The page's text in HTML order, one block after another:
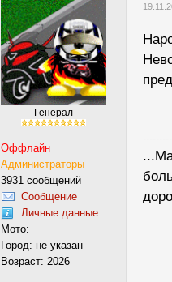
Генерал
Оффлайн
Администраторы
3931 сообщений
Сообщение
Личные данные
Мото:
Город: не указан
Возраст: 2026